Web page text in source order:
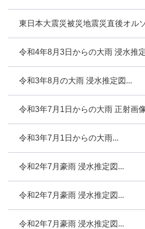
東日本大震災被災地震災直後オル
令和4年8月3日からの大雨 浸水推
令和3年8月の大雨 浸水推定図...
令和3年7月1日からの大雨 正射画
令和3年7月1日からの大雨...
令和2年7月豪雨 浸水推定図...
令和2年7月豪雨 浸水推定図...
令和2年7月豪雨 浸水推定図...